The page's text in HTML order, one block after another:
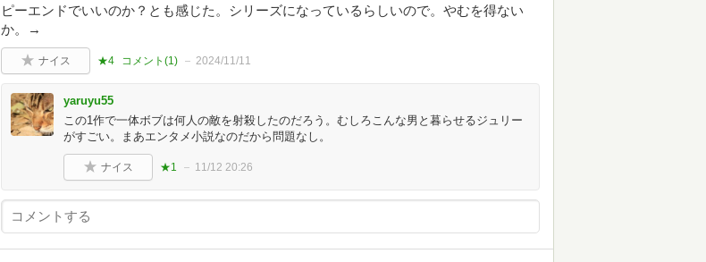
ピーエンドでいいのか？とも感じた。シリーズになっているらしいので。やむを得ない
か。→
ナイス ★4 コメント(1) 2024/11/11
yaruyu55
この1作で一体ボブは何人の敵を射殺したのだろう。むしろこんな男と暮らせるジュリー
がすごい。まあエンタメ小説なのだから問題なし。
ナイス ★1 11/12 20:26